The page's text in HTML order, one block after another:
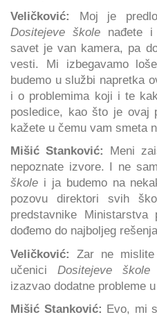
Veličković: Moj je
Dositejeve škole nađete
savet je van kamera, pa
vesti. Mi izbegavamo
budemo u službi napretka
i o problemima koji i te
posledice, kao što je ovaj
kažete u čemu vam smeta
Mišić Stanković:
Meni
nepoznate izvore. I ne
škole i ja budemo na
pozovu direktori svih
predstavnike
dođemo do najboljeg
Veličković:
Zar ne
učeniciDositejeve škole
izazvao dodatne probleme
Mišić Stanković: Evo, mi